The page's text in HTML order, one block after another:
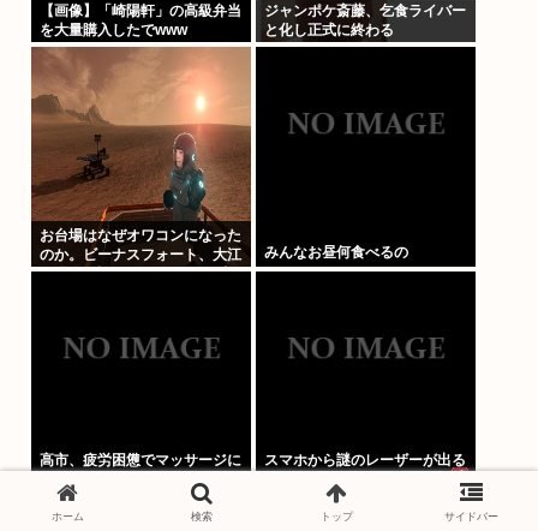
【画像】「崎陽軒」の高級弁当
を大量購入したでwww
ジャンポケ斎藤、乞食ライバー
と化し正式に終わる
お台場はなぜオワコンになった
のか。ビーナスフォート、大江
戸温泉物語、Zepp Tokyo、大
みんなお昼何食べるの
高市、疲労困憊でマッサージに
行っただけでネット叩かれるま
でに。寝てないアピールと、馬
鹿みたいな被災地PVのせいか
スマホから謎のレーザーが出る
ホーム 検索 トップ サイドバー